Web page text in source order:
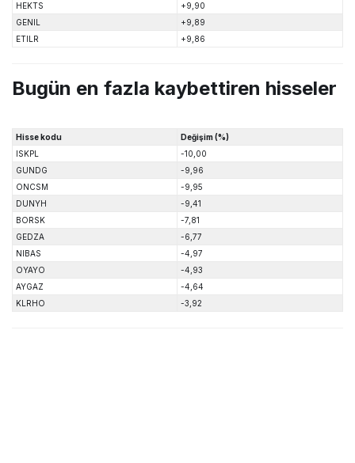
HEKTS
+9,90
GENIL
+9,89
ETILR
+9,86
Bugün en fazla kaybettiren hisseler
Hisse kodu
Değişim (%)
ISKPL
-10,00
GUNDG
-9,96
ONCSM
-9,95
DUNYH
-9,41
BORSK
-7,81
GEDZA
-6,77
NIBAS
-4,97
OYAYO
-4,93
AYGAZ
-4,64
KLRHO
-3,92